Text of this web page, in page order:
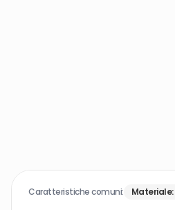
Caratteristiche comuni: Materiale: